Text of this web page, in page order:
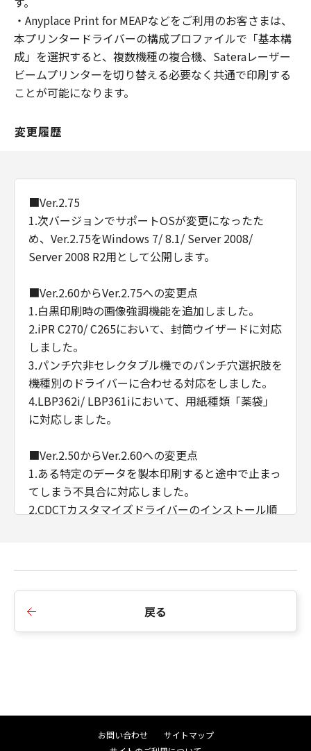
・Anyplace Print for MEAPなどをご利用のお客さまは、
本プリンタードライバーの構成プロファイルで「基本構
成」を選択すると、複数機種の複合機、Sateraレーザー
ビームプリンターを切り替える必要なく共通で印刷する
ことが可能になります。
変更履歴
■Ver.2.75
1.次バージョンでサポートOSが変更になったた
め、Ver.2.75をWindows 7/ 8.1/ Server 2008/
Server 2008 R2用として公開します。
■Ver.2.60からVer.2.75への変更点
1.白黒印刷時の画像強調機能を追加しました。
2.iPR C270/ C265において、封筒ウイザードに対応
しました。
3.パンチ穴非セレクタブル機でのパンチ穴選択肢を
機種別のドライバーに合わせる対応をしました。
4.LBP362i/ LBP361iにおいて、用紙種類「薬袋」
に対応しました。
■Ver.2.50からVer.2.60への変更点
1.ある特定のデータを製本印刷すると途中で止まっ
てしまう不具合に対応しました。
2.CDCTカスタマイズドライバーのインストール順
1.インストーラーのダイアログ背景画像、アイコン
を変更しました。
戻る
お問い合わせ
サイトマップ